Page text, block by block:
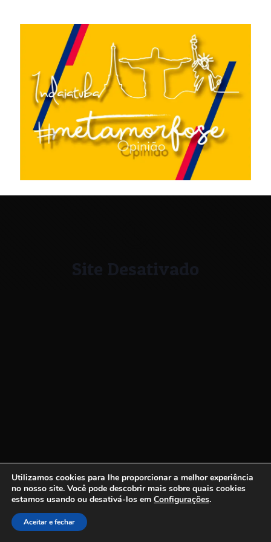
Site Desativado
Utilizamos cookies para lhe proporcionar a melhor experiência
no nosso site. Você pode descobrir mais sobre quais cookies
estamos usando ou desativá-los em Configurações.
Aceitar e fechar